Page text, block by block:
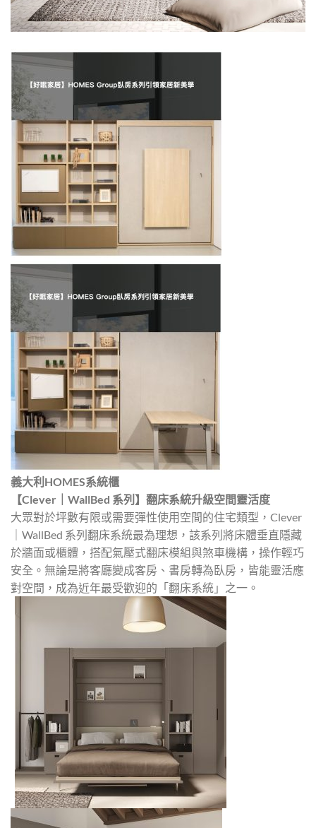
義大利HOMES系統櫃
【Clever｜WallBed 系列】翻床系統升級空間靈活度
大眾對於坪數有限或需要彈性使用空間的住宅類型，Clever
｜WallBed 系列翻床系統最為理想，該系列將床體垂直隱藏
於牆面或櫃體，搭配氣壓式翻床模組與煞車機構，操作輕巧
安全。無論是將客廳變成客房、書房轉為臥房，皆能靈活應
對空間，成為近年最受歡迎的「翻床系統」之一。